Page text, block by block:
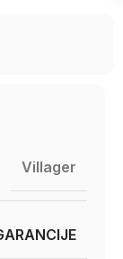
Villager